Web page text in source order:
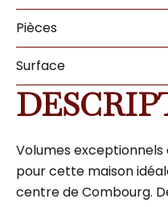
Pièces
Surface
Volumes
pour cette maison
centre de Combourg.